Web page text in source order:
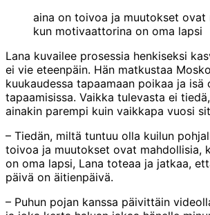
aina on toivoa ja muutokset ovat
kun motivaattorina on oma lapsi
Lana kuvailee prosessia henkiseksi
ei vie eteenpäin. Hän matkustaa
kuukaudessa tapaamaan poikaa ja isä
tapaamisissa. Vaikka tulevasta ei
ainakin parempi kuin vaikkapa vuosi
– Tiedän, miltä tuntuu olla kuilun
toivoa ja muutokset ovat mahdollisia,
on oma lapsi, Lana toteaa ja jatkaa,
päivä on äitienpäivä.
– Puhun pojan kanssa päivittäin